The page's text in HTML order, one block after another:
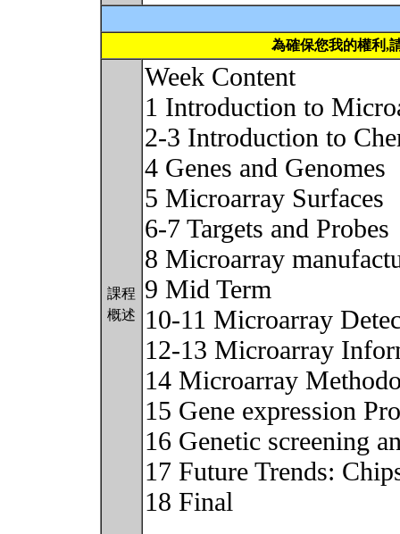
為確保您我的權利,
課程
概述
Week Content
1 Introduction to
2-3 Introduction to
4 Genes and Genomes
5 Microarray Surfaces
6-7 Targets and Probes
8 Microarray
9 Mid Term
10-11 Microarray
12-13 Microarray
14 Microarray
15 Gene expression
16 Genetic screening
17 Future Trends:
18 Final